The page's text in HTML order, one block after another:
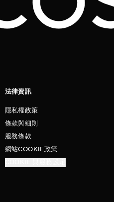
法律資訊
隱私權政策
條款與細則
服務條款
網站COOKIE政策